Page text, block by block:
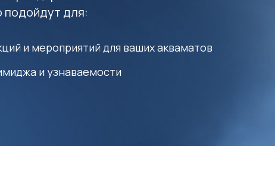
подойдут для:
и мероприятий для ваших акваматов
и узнаваемости